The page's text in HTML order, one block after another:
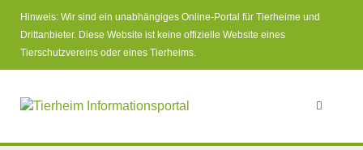
Hinweis: Wir sind ein unabhängiges Online-Portal für Tierheime und
Drittanbieter. Diese Website ist keine offizielle Website eines
Tierschutzvereins oder eines Tierheims.